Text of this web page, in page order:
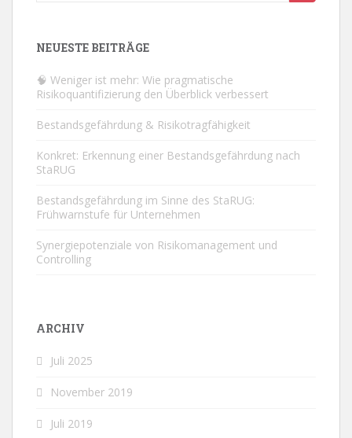
NEUESTE BEITRÄGE
🧠 Weniger ist mehr: Wie pragmatische
Risikoquantifizierung den Überblick verbessert
Bestandsgefährdung & Risikotragfähigkeit
Konkret: Erkennung einer Bestandsgefährdung nach
StaRUG
Bestandsgefährdung im Sinne des StaRUG:
Frühwarnstufe für Unternehmen
Synergiepotenziale von Risikomanagement und
Controlling
ARCHIV
Juli 2025
November 2019
Juli 2019